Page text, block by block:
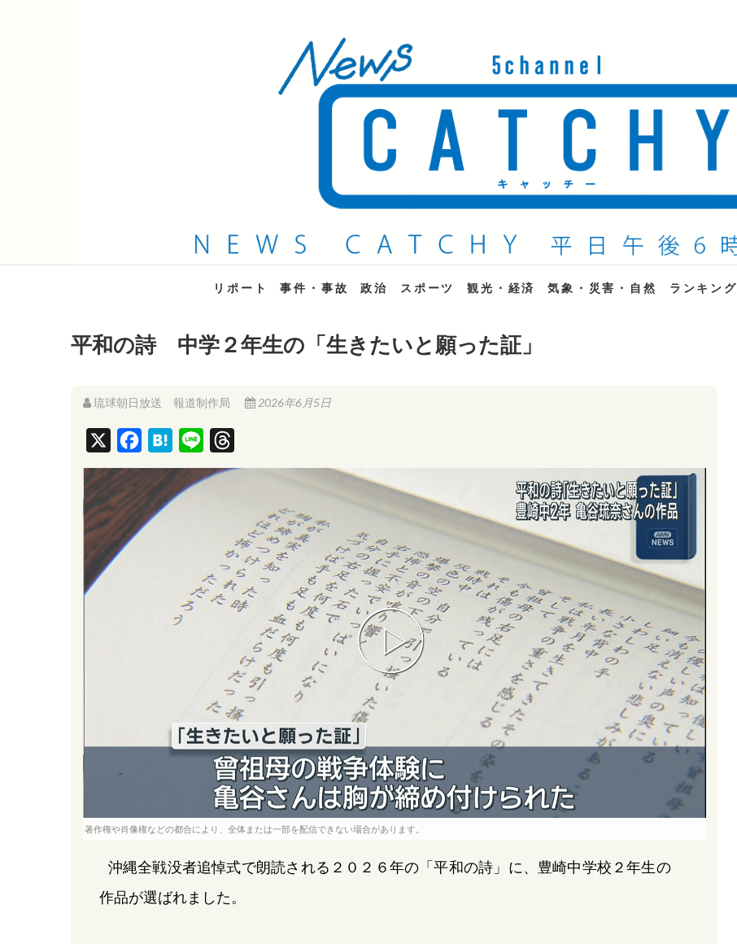
QAB NEWS Headline
キャッチー 月曜〜金曜 午後6時15分放送
リポート 事件・事故 政治 スポーツ 観光・経済 気象・災害・自然 ランキング
平和の詩 中学２年生の「生きたいと願った証」
琉球朝日放送 報道制作局 2026年6月5日
a
c
e
H
a
t
i
h
a
d
s
著作権や肖像権などの都合により、全体または一部を配信できない場合があります。
沖縄全戦没者追悼式で朗読される２０２６年の「平和の詩」に、豊崎中学校２年生の
作品が選ばれました。